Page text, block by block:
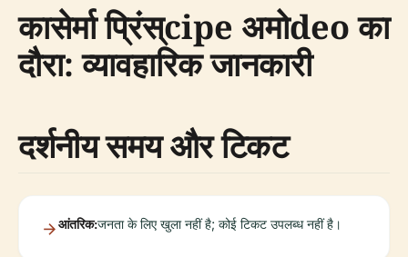
कासेर्मा प्रिंस्cipe अमोdeo का
दौरा: व्यावहारिक जानकारी
दर्शनीय समय और टिकट
आंतरिक:जनता के लिए खुला नहीं है; कोई टिकट उपलब्ध नहीं है।